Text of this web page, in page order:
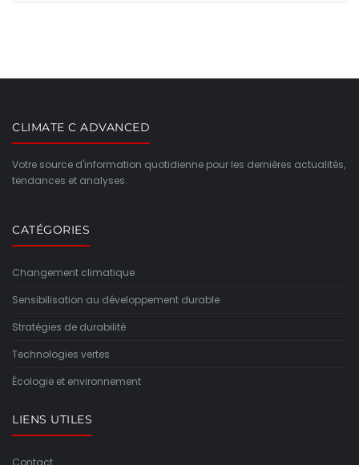
CLIMATE C ADVANCED
Votre source d'information quotidienne pour les dernières actualités,
tendances et analyses.
CATÉGORIES
Changement climatique
Sensibilisation au développement durable
Stratégies de durabilité
Technologies vertes
Écologie et environnement
LIENS UTILES